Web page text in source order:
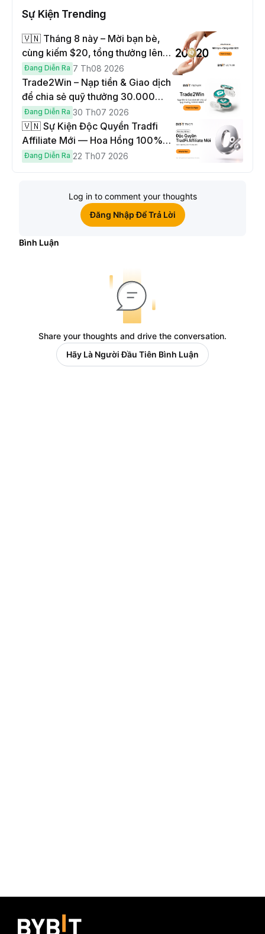
Sự Kiện Trending
🇻🇳 Tháng 8 này – Mời bạn bè,
cùng kiếm $20, tổng thưởng lên
đến $1,000
Đang Diễn Ra 7 Th08 2026
Trade2Win – Nạp tiền & Giao dịch
để chia sẻ quỹ thưởng 30.000
USDT
Đang Diễn Ra 30 Th07 2026
🇻🇳 Sự Kiện Độc Quyền Tradfi
Affiliate Mới — Hoa Hồng 100% &
Hoàn Phí Qua Đêm
Đang Diễn Ra 22 Th07 2026
Log in to comment your thoughts
Đăng Nhập Để Trả Lời
Bình Luận
Share your thoughts and drive the conversation.
Hãy Là Người Đầu Tiên Bình Luận